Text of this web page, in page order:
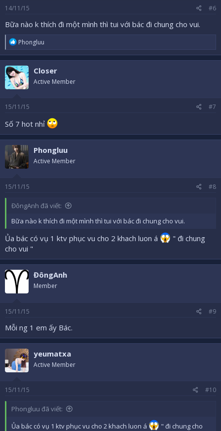
14/11/15 #6
Bữa nào k thích đi một mình thì tui với bác đi chung cho vui.
R
e
a
c
t
i
o
s
Phongluu
Closer
Active Member
15/11/15 #7
Số 7 hot nhỉ
Phongluu
Active Member
15/11/15 #8
ĐôngAnh đã viết:
Bữa nào k thích đi một mình thì tui với bác đi chung cho vui.
Ủa bác có vụ 1 ktv phục vu cho 2 khach luon á
" đi chung
cho vui "
ĐôngAnh
Member
15/11/15 #9
Mỗi ng 1 em ấy Bác.
yeumatxa
Active Member
15/11/15 #10
Phongluu đã viết:
Ủa bác có vụ 1 ktv phục vu cho 2 khach luon á
" đi chung cho